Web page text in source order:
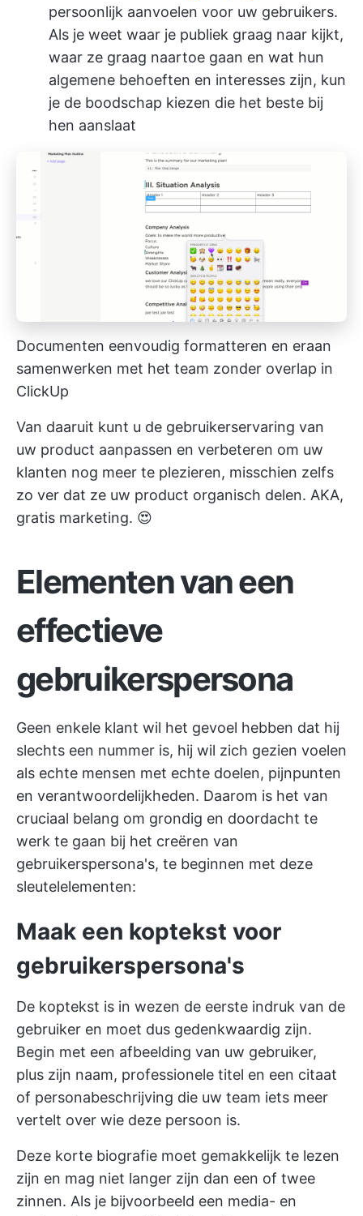
persoonlijk aanvoelen voor uw gebruikers.
Als je weet waar je publiek graag naar kijkt,
waar ze graag naartoe gaan en wat hun
algemene behoeften en interesses zijn, kun
je de boodschap kiezen die het beste bij
hen aanslaat
Documenten eenvoudig formatteren en eraan
samenwerken met het team zonder overlap in
ClickUp
Van daaruit kunt u de gebruikerservaring van
uw product aanpassen en verbeteren om uw
klanten nog meer te plezieren, misschien zelfs
zo ver dat ze uw product organisch delen. AKA,
gratis marketing. 😍
Elementen van een
effectieve
gebruikerspersona
Geen enkele klant wil het gevoel hebben dat hij
slechts een nummer is, hij wil zich gezien voelen
als echte mensen met echte doelen, pijnpunten
en verantwoordelijkheden. Daarom is het van
cruciaal belang om grondig en doordacht te
werk te gaan bij het creëren van
gebruikerspersona's, te beginnen met deze
sleutelelementen:
Maak een koptekst voor
gebruikerspersona's
De koptekst is in wezen de eerste indruk van de
gebruiker en moet dus gedenkwaardig zijn.
Begin met een afbeelding van uw gebruiker,
plus zijn naam, professionele titel en een citaat
of personabeschrijving die uw team iets meer
vertelt over wie deze persoon is.
Deze korte biografie moet gemakkelijk te lezen
zijn en mag niet langer zijn dan een of twee
zinnen. Als je bijvoorbeeld een media- en